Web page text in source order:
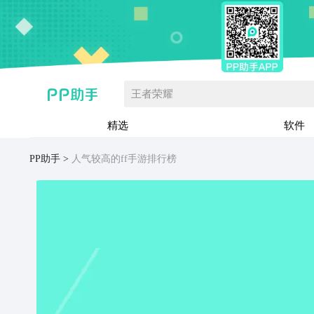
王者荣耀
精选 软件
PP助手 人气较高的ff手游排行榜